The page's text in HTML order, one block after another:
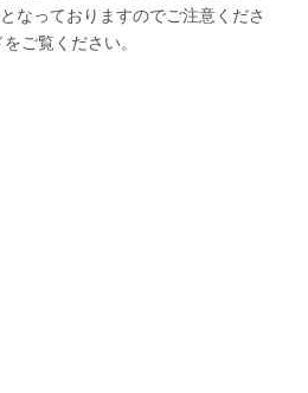
なっておりますのでご注意くださ
をご覧ください。